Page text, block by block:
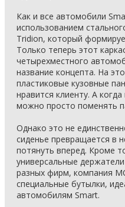
Как и все автомобили
использованием
Tridion, который
Только теперь этот
четырехместного
название концепта. На
пластиковые кузовные
нравится клиенту. А
можно просто поменять
Однако это не
сиденье превращается в
потянуть вперед. Кроме
универсальные
разных фирм, компания
специальные бутылки,
автомобилям Smart.